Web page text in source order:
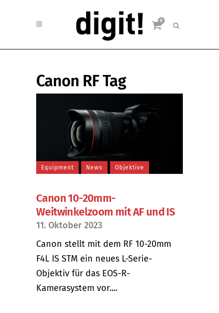
0
Canon RF Tag
Equipment News Objektive
Canon 10-20mm-
Weitwinkelzoom mit AF und IS
11. Oktober 2023
Canon stellt mit dem RF 10-20mm
F4L IS STM ein neues L-Serie-
Objektiv für das EOS-R-
Kamerasystem vor....